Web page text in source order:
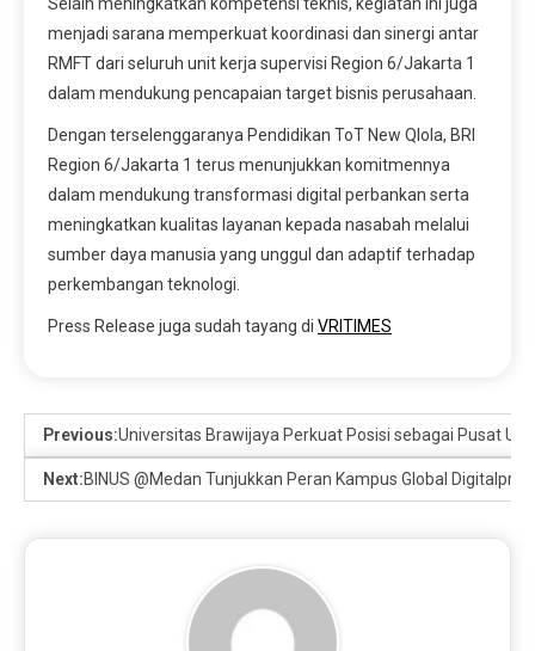
menjadi sarana memperkuat koordinasi dan sinergi antar
RMFT dari seluruh unit kerja supervisi Region 6/Jakarta 1
dalam mendukung pencapaian target bisnis perusahaan.
Dengan terselenggaranya Pendidikan ToT New Qlola, BRI
Region 6/Jakarta 1 terus menunjukkan komitmennya
dalam mendukung transformasi digital perbankan serta
meningkatkan kualitas layanan kepada nasabah melalui
sumber daya manusia yang unggul dan adaptif terhadap
perkembangan teknologi.
Press Release juga sudah tayang di VRITIMES
Previous:Universitas Brawijaya Perkuat Posisi sebagai Pusat
Next:BINUS @Medan Tunjukkan Peran Kampus Global